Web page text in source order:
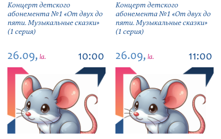
Концерт детского
абонемента №1 «От двух до
пяти. Музыкальные сказки»
(1 серия)
Концерт детского
абонемента №1 «От двух до
пяти. Музыкальные сказки»
(1 серия)
26.09, la. 10:00 26.09, la. 11:00